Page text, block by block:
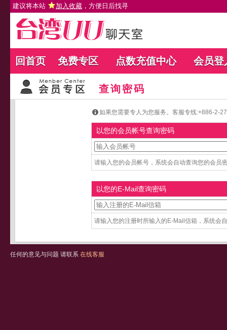
建议将本站 加入收藏 ，方便日后找寻
回首页 免费专区 点数充值中心 会员登
查询密码
如果您需要专人为您服务。客服专线:+886-2-
以您的会员帐号查询密码
请输入您的会员帐号，系统会自动查询您的会员
以您的E-Mail查询密码
请输入您的注册时所输入的E-Mail信箱，系统会
任何的意见与问题 请联系 在线客服